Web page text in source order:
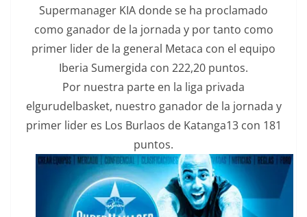
Supermanager KIA donde se ha proclamado
como ganador de la jornada y por tanto como
primer lider de la general Metaca con el equipo
Iberia Sumergida con 222,20 puntos.
Por nuestra parte en la liga privada
elgurudelbasket, nuestro ganador de la jornada y
primer lider es Los Burlaos de Katanga13 con 181
puntos.